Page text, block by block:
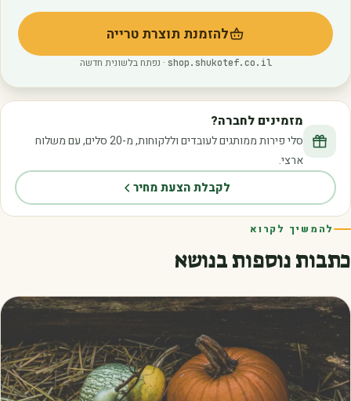
להזמנת תוצרת טרייה
(נפתח בלשונית חדשה)
shop.shukotef.co.il · נפתח בלשונית חדשה
מזמינים לחברה?
סלי פירות ממותגים לעובדים וללקוחות, מ-20 סלים, עם משלוח
ארצי.
לקבלת הצעת מחיר
להמשיך לקרוא
כתבות נוספות בנושא